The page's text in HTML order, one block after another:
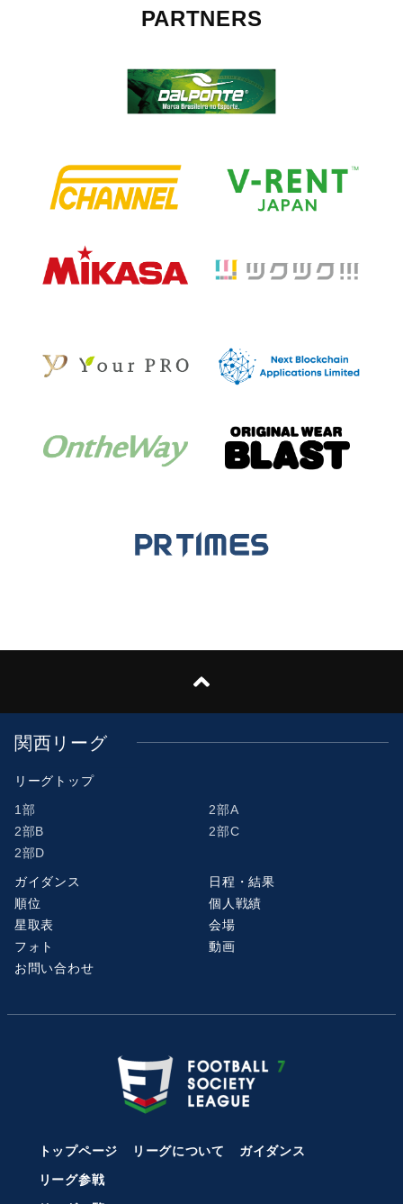
PARTNERS
関西リーグ
リーグトップ
1部
2部A
2部B
2部C
2部D
ガイダンス
日程・結果
順位
個人戦績
星取表
会場
フォト
動画
お問い合わせ
トップページ リーグについて
ガイダンス
リーグ参戦